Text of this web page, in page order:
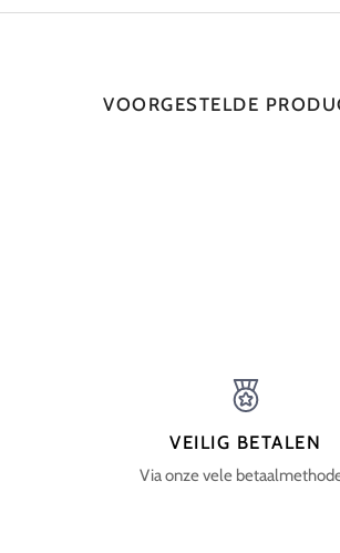
VOORGESTELDE
VEILIG BETALEN
Via onze vele